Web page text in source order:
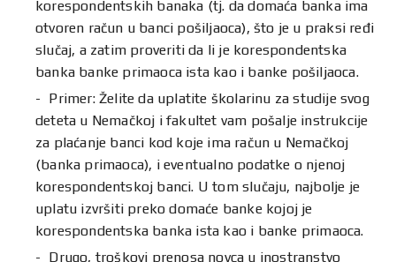
korespondentskih banaka (tj. da domaća banka ima
otvoren račun u banci pošiljaoca), što je u praksi ređi
slučaj, a zatim proveriti da li je korespondentska
banka banke primaoca ista kao i banke pošiljaoca.
Primer: Želite da uplatite školarinu za studije svog
deteta u Nemačkoj i fakultet vam pošalje instrukcije
za plaćanje banci kod koje ima račun u Nemačkoj
(banka primaoca), i eventualno podatke o njenoj
korespondentskoj banci. U tom slučaju, najbolje je
uplatu izvršiti preko domaće banke kojoj je
korespondentska banka ista kao i banke primaoca.
Drugo, troškovi prenosa novca u inostranstvo